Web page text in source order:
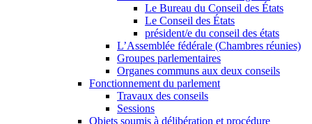
Le Bureau du Conseil des États
Le Conseil des États
président/e du conseil des états
L’Assemblée fédérale (Chambres réunies)
Groupes parlementaires
Organes communs aux deux conseils
Fonctionnement du parlement
Travaux des conseils
Sessions
Objets soumis à délibération et procédure